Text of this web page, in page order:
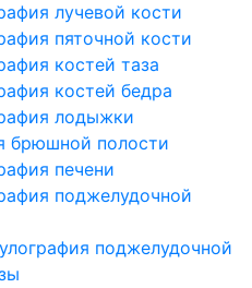
лучевой кости
пяточной кости
костей таза
костей бедра
лодыжки
брюшной полости
печени
поджелудочной
поджелудочной